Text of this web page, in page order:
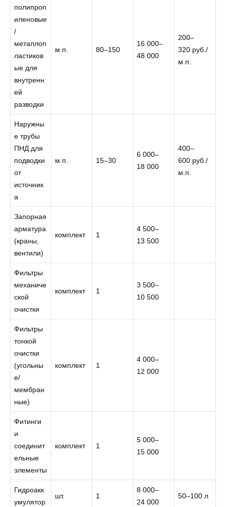
полипроп
иленовые
/
металлоп
ластиков
ые для
внутренн
ей
разводки
м.п. 80–150
16 000–
48 000
200–
320 руб./
м.п.
Наружны
е трубы
ПНД для
подводки
от
источник
а
м.п. 15–30
6 000–
18 000
400–
600 руб./
м.п.
Запорная
арматура
(краны,
вентили)
комплект 1
4 500–
13 500
Фильтры
механиче
ской
очистки
комплект 1
3 500–
10 500
Фильтры
тонкой
очистки
(угольны
е/
мембран
ные)
комплект 1
4 000–
12 000
Фитинги
и
соединит
ельные
элементы
комплект 1
5 000–
15 000
Гидроакк
умулятор
шт. 1
8 000–
24 000
50–100 л